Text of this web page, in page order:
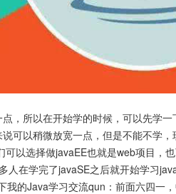
，所以在开始学的时候，可以先学
可以稍微放宽一点，但是不能不学
以选择做javaEE也就是web项目，
人在学完了javaSE之后就开始学习
我的Java学习交流qun：前面六四一